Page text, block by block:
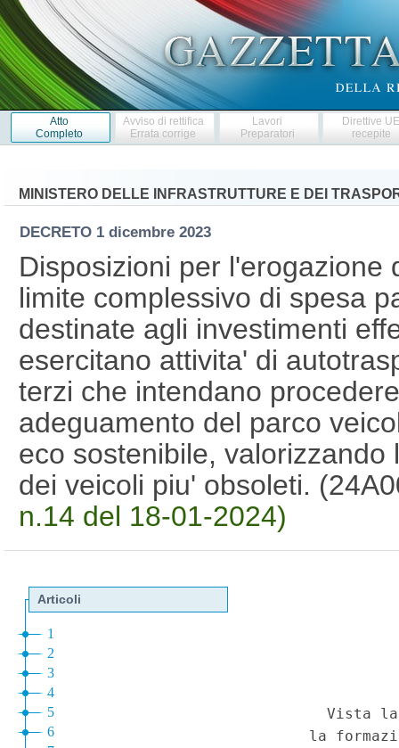
Atto
Completo
Avviso di rettifica
Errata corrige
Lavori
Preparatori
Direttive
recepite
MINISTERO DELLE INFRASTRUTTURE E DEI
DECRETO 1 dicembre 2023
Disposizioni per l'erogazione
limite complessivo di spesa
destinate agli investimenti
esercitano attivita' di
terzi che intendano
adeguamento del parco
eco sostenibile,
dei veicoli piu' obsoleti.
n.14 del 18-01-2024)